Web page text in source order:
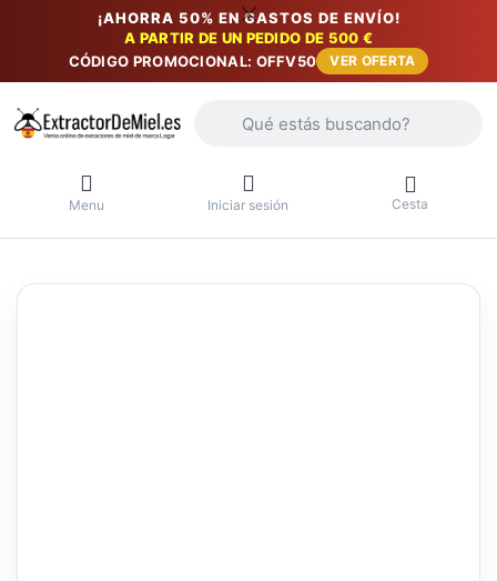
¡AHORRA 50% EN GASTOS DE ENVÍO!
A PARTIR DE UN PEDIDO DE 500 €
CÓDIGO PROMOCIONAL: OFFV50
VER OFERTA
Menu Iniciar sesión Cesta